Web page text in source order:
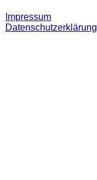
Impressum
Datenschutzerklärung